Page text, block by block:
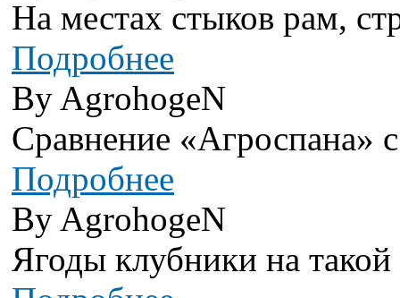
На местах стыков рам,
Подробнее
By AgrohogeN
Сравнение «Агроспана»
Подробнее
By AgrohogeN
Ягоды клубники на такой